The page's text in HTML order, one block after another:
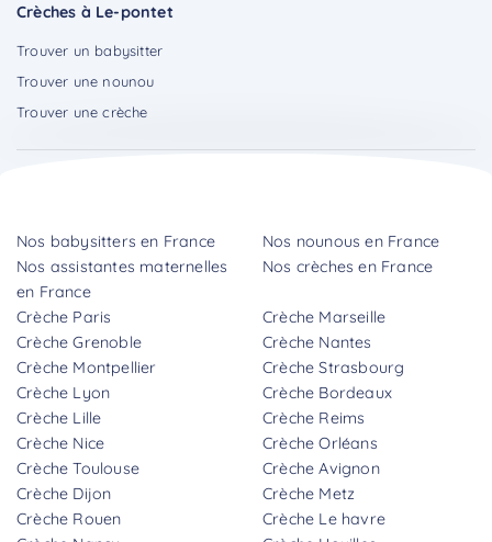
Crèches à Le-pontet
Trouver un babysitter
Trouver une nounou
Trouver une crèche
Nos babysitters en France
Nos nounous en France
Nos assistantes maternelles
en France
Nos crèches en France
Crèche Paris
Crèche Marseille
Crèche Grenoble
Crèche Nantes
Crèche Montpellier
Crèche Strasbourg
Crèche Lyon
Crèche Bordeaux
Crèche Lille
Crèche Reims
Crèche Nice
Crèche Orléans
Crèche Toulouse
Crèche Avignon
Crèche Dijon
Crèche Metz
Crèche Rouen
Crèche Le havre